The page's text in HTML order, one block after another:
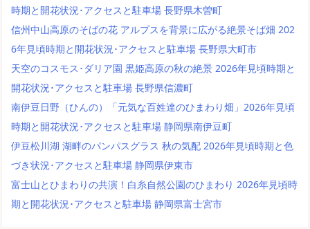
時期と開花状況･アクセスと駐車場 長野県木曽町
信州中山高原のそばの花 アルプスを背景に広がる絶景そば畑 202
6年見頃時期と開花状況･アクセスと駐車場 長野県大町市
天空のコスモス･ダリア園 黒姫高原の秋の絶景 2026年見頃時期と
開花状況･アクセスと駐車場 長野県信濃町
南伊豆日野（ひんの）「元気な百姓達のひまわり畑」2026年見頃
時期と開花状況･アクセスと駐車場 静岡県南伊豆町
伊豆松川湖 湖畔のパンパスグラス 秋の気配 2026年見頃時期と色
づき状況･アクセスと駐車場 静岡県伊東市
富士山とひまわりの共演！白糸自然公園のひまわり 2026年見頃時
期と開花状況･アクセスと駐車場 静岡県富士宮市